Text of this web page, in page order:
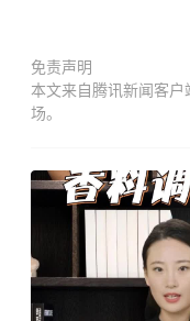
免责声明
本文来自腾讯新闻客
场。